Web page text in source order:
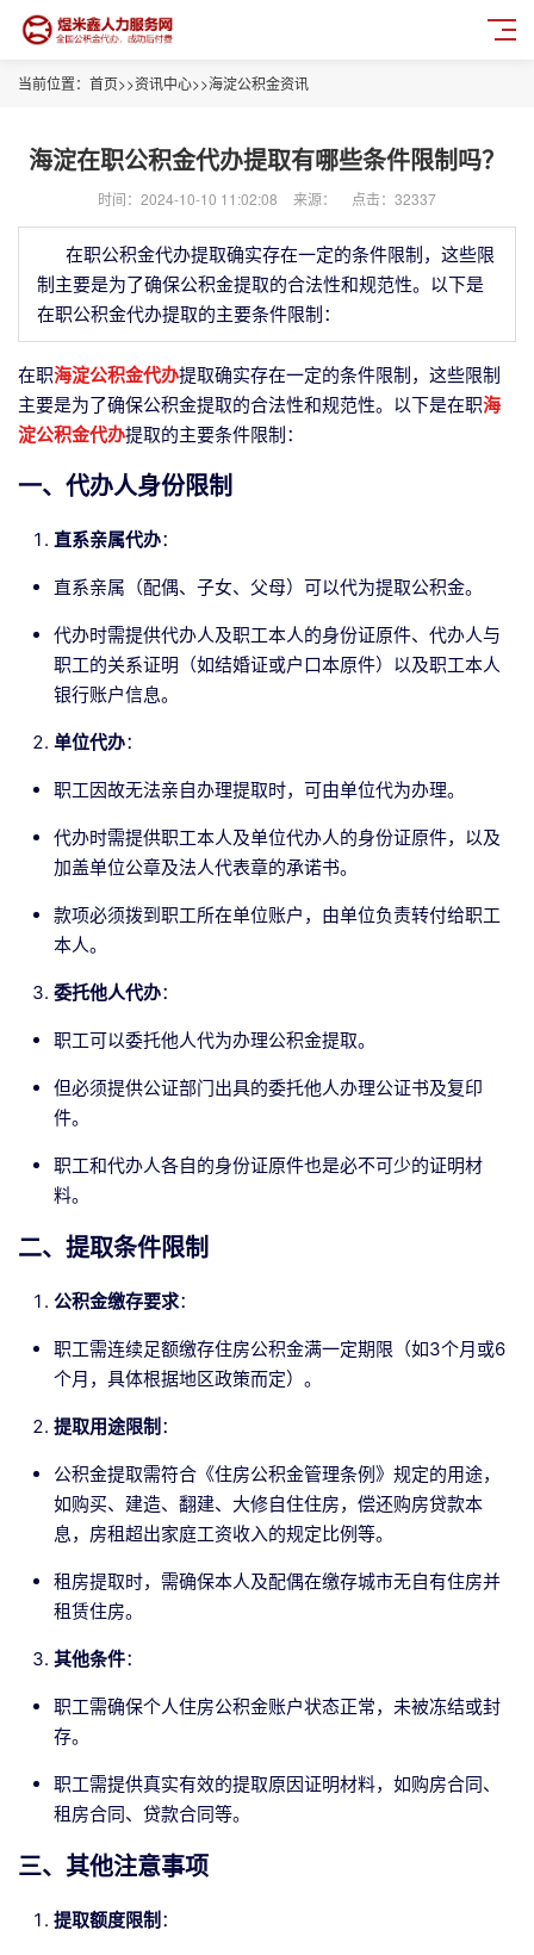
当前位置： 首页>>资讯中心>>海淀公积金资讯
海淀在职公积金代办提取有哪些条件限制吗？
时间：2024-10-10 11:02:08 来源： 点击：32337
在职公积金代办提取确实存在一定的条件限制，这些限
制主要是为了确保公积金提取的合法性和规范性。以下是
在职公积金代办提取的主要条件限制：
在职海淀公积金代办提取确实存在一定的条件限制，这些限制
主要是为了确保公积金提取的合法性和规范性。以下是在职海
淀公积金代办提取的主要条件限制：
一、代办人身份限制
直系亲属代办：
直系亲属（配偶、子女、父母）可以代为提取公积金。
代办时需提供代办人及职工本人的身份证原件、代办人与
职工的关系证明（如结婚证或户口本原件）以及职工本人
银行账户信息。
单位代办：
职工因故无法亲自办理提取时，可由单位代为办理。
代办时需提供职工本人及单位代办人的身份证原件，以及
加盖单位公章及法人代表章的承诺书。
款项必须拨到职工所在单位账户，由单位负责转付给职工
本人。
委托他人代办：
职工可以委托他人代为办理公积金提取。
但必须提供公证部门出具的委托他人办理公证书及复印
件。
职工和代办人各自的身份证原件也是必不可少的证明材
料。
二、提取条件限制
公积金缴存要求：
职工需连续足额缴存住房公积金满一定期限（如3个月或6
个月，具体根据地区政策而定）。
提取用途限制 ：
公积金提取需符合《住房公积金管理条例》规定的用途，
如购买、建造、翻建、大修自住住房，偿还购房贷款本
息，房租超出家庭工资收入的规定比例等。
租房提取时，需确保本人及配偶在缴存城市无自有住房并
租赁住房。
其他条件：
职工需确保个人住房公积金账户状态正常，未被冻结或封
存。
职工需提供真实有效的提取原因证明材料，如购房合同、
租房合同、贷款合同等。
三、其他注意事项
提取额度限制 ：